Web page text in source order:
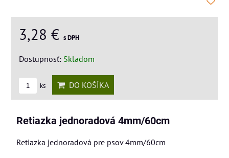
3,28 € s DPH
Dostupnosť: Skladom
ks DO KOŠÍKA
Retiazka jednoradová 4mm/60cm
Retiazka jednoradová pre psov 4mm/60cm